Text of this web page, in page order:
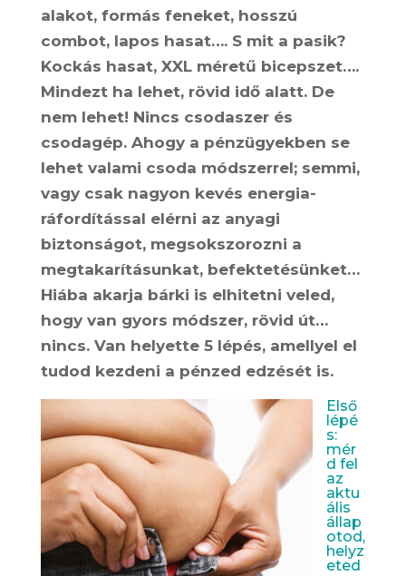
alakot, formás feneket, hosszú
combot, lapos hasat…. S mit a pasik?
Kockás hasat, XXL méretű bicepszet….
Mindezt ha lehet, rövid idő alatt. De
nem lehet! Nincs csodaszer és
csodagép. Ahogy a pénzügyekben se
lehet valami csoda módszerrel; semmi,
vagy csak nagyon kevés energia-
ráfordítással elérni az anyagi
biztonságot, megsokszorozni a
megtakarításunkat, befektetésünket…
Hiába akarja bárki is elhitetni veled,
hogy van gyors módszer, rövid út…
nincs. Van helyette 5 lépés, amellyel el
tudod kezdeni a pénzed edzését is.
Első
lépé
s:
mér
d fel
az
aktu
ális
állap
otod,
helyz
eted